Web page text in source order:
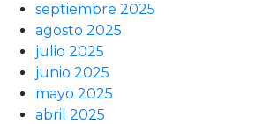
septiembre 2025
agosto 2025
julio 2025
junio 2025
mayo 2025
abril 2025